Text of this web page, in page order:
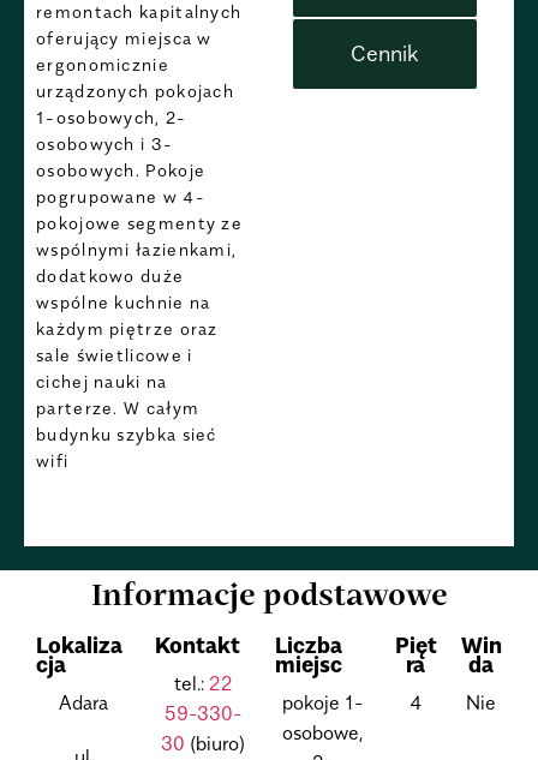
remontach kapitalnych
oferujący miejsca w
ergonomicznie
urządzonych pokojach
1-osobowych, 2-
osobowych i 3-
osobowych. Pokoje
pogrupowane w 4-
pokojowe segmenty ze
wspólnymi łazienkami,
dodatkowo duże
wspólne kuchnie na
każdym piętrze oraz
sale świetlicowe i
cichej nauki na
parterze. W całym
budynku szybka sieć
wifi
Cennik
Informacje podstawowe
Lokaliza
cja
Adara
Kontakt
tel.: 22
59-330-
30 (biuro)
Liczba
miejsc
pokoje 1-
osobowe,
Pięt
ra
4
Win
da
Nie